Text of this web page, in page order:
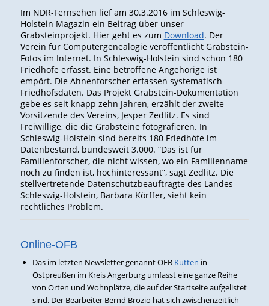
Im NDR-Fernsehen lief am 30.3.2016 im Schleswig-
Holstein Magazin ein Beitrag über unser
Grabsteinprojekt. Hier geht es zum Download. Der
Verein für Computergenealogie veröffentlicht Grabstein-
Fotos im Internet. In Schleswig-Holstein sind schon 180
Friedhöfe erfasst. Eine betroffene Angehörige ist
empört. Die Ahnenforscher erfassen systematisch
Friedhofsdaten. Das Projekt Grabstein-Dokumentation
gebe es seit knapp zehn Jahren, erzählt der zweite
Vorsitzende des Vereins, Jesper Zedlitz. Es sind
Freiwillige, die die Grabsteine fotografieren. In
Schleswig-Holstein sind bereits 180 Friedhöfe im
Datenbestand, bundesweit 3.000. “Das ist für
Familienforscher, die nicht wissen, wo ein Familienname
noch zu finden ist, hochinteressant”, sagt Zedlitz. Die
stellvertretende Datenschutzbeauftragte des Landes
Schleswig-Holstein, Barbara Körffer, sieht kein
rechtliches Problem.
Online-OFB
Das im letzten Newsletter genannt OFB Kutten in
Ostpreußen im Kreis Angerburg umfasst eine ganze Reihe
von Orten und Wohnplätze, die auf der Startseite aufgelistet
sind. Der Bearbeiter Bernd Brozio hat sich zwischenzeitlich